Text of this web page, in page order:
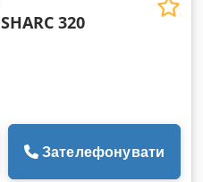
SHARC 320
Зателефонувати